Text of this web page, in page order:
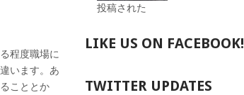
程度職場に
います。あ
こととか
投稿された
LIKE US ON FACEBOOK!
TWITTER UPDATES